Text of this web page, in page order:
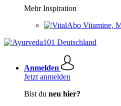
Mehr Inspiration
Vitamine,
Anmelden
Jetzt anmelden
Bist du neu hier?